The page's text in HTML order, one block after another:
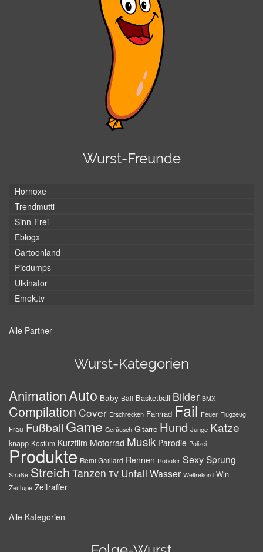
Wurst-Freunde
Hornoxe
Trendmutti
Sinn-Frei
Eblogx
Cartoonland
Picdumps
Ulkinator
Emok.tv
Alle Partner
Wurst-Kategorien
AnimationAuto Baby Ball Basketball Bilder BMX
Compilation Cover Erschrecken Fahrrad Fail Feuer Flugzeug
Frau Fußball Game Geräusch Gitarre Hund Junge Katze
knapp Kostüm Kurzfilm Motorrad Musik Parodie Polizei
Produkte Remi Gaillard Rennen Roboter SexySprung
Straße Streich Tanzen TV Unfall Wasser Weltrekord Win
Zeitlupe Zeitraffer
Alle Kategorien